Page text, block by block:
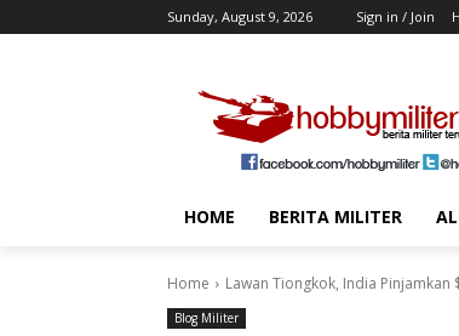
Sunday, August 9, 2026 Sign in / Join
HOME BERITA MILITER
Home Lawan Tiongkok, India Pinjamkan
Blog Militer